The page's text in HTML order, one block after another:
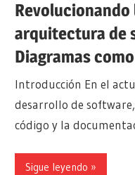
arquitectura de
Diagramas
Introducción En el
desarrollo de
código y la
Sigue leyendo